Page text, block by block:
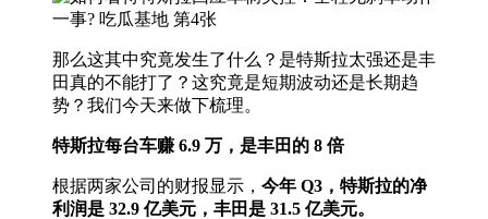
那么这其中究竟发生了什么？是特斯拉太强还是丰
田真的不能打了？这究竟是短期波动还是长期趋
势？我们今天来做下梳理。
特斯拉每台车赚 6.9 万，是丰田的 8 倍
根据两家公司的财报显示， 今年 Q3，特斯拉的净
利润是 32.9 亿美元，丰田是 31.5 亿美元。